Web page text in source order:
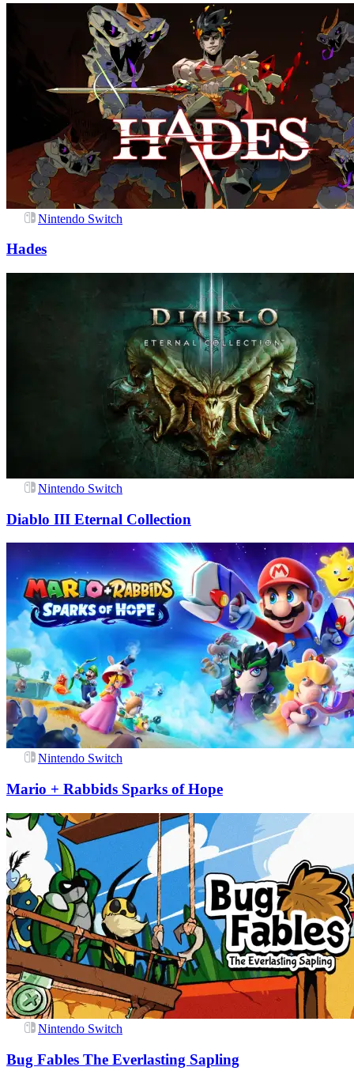
Nintendo Switch
Hades
Nintendo Switch
Diablo III Eternal Collection
Nintendo Switch
Mario + Rabbids Sparks of Hope
Nintendo Switch
Bug Fables The Everlasting Sapling